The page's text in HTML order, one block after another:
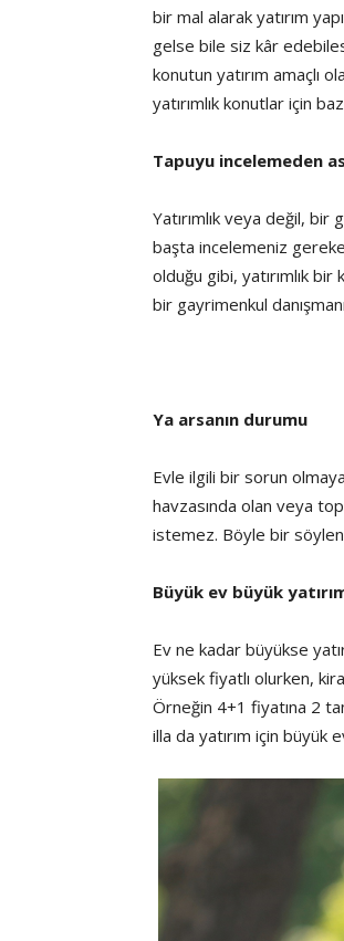
bir mal alarak yatırım
gelse bile siz kâr
konutun yatırım amaçlı
yatırımlık konutlar için
Tapuyu incelemeden
Yatırımlık veya değil, bir
başta incelemeniz
olduğu gibi, yatırımlık
bir gayrimenkul
Ya arsanın durumu
Evle ilgili bir sorun
havzasında olan veya
istemez. Böyle bir
Büyük ev büyük
Ev ne kadar büyükse
yüksek fiyatlı olurken,
Örneğin 4+1 fiyatına 2
illa da yatırım için büyük